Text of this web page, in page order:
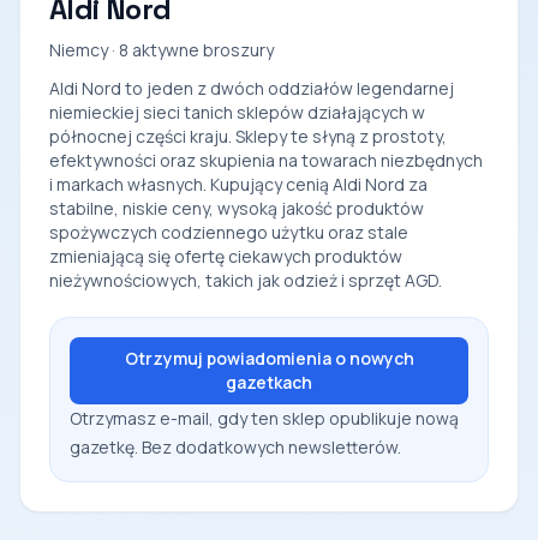
Aldi Nord
Niemcy · 8 aktywne broszury
Aldi Nord to jeden z dwóch oddziałów legendarnej
niemieckiej sieci tanich sklepów działających w
północnej części kraju. Sklepy te słyną z prostoty,
efektywności oraz skupienia na towarach niezbędnych
i markach własnych. Kupujący cenią Aldi Nord za
stabilne, niskie ceny, wysoką jakość produktów
spożywczych codziennego użytku oraz stale
zmieniającą się ofertę ciekawych produktów
nieżywnościowych, takich jak odzież i sprzęt AGD.
Otrzymuj powiadomienia o nowych
gazetkach
Otrzymasz e-mail, gdy ten sklep opublikuje nową
gazetkę. Bez dodatkowych newsletterów.